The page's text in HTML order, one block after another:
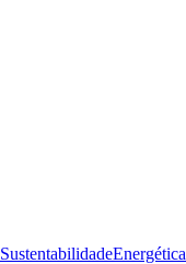
SustentabilidadeEnergética